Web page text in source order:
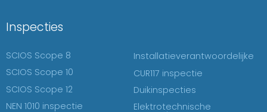
Inspecties
SCIOS Scope 8
SCIOS Scope 10
SCIOS Scope 12
NEN 1010 inspectie
Installatieverantwoordelijke
CUR117 inspectie
Duikinspecties
Elektrotechnische